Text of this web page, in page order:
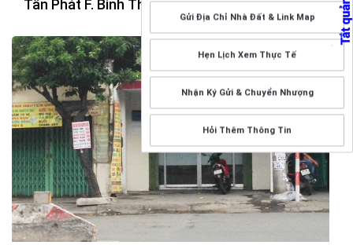
Gửi Địa Chỉ Nhà Đất & Link Map
Hẹn Lịch Xem Thực Tế
Nhận Ký Gửi & Chuyển Nhượng
Hỏi Thêm Thông Tin
Tấn Phát F. Bình Thuận Q7